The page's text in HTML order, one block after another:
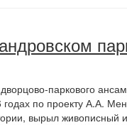
паркового
годах по проекту А.А.
вырыл живописный